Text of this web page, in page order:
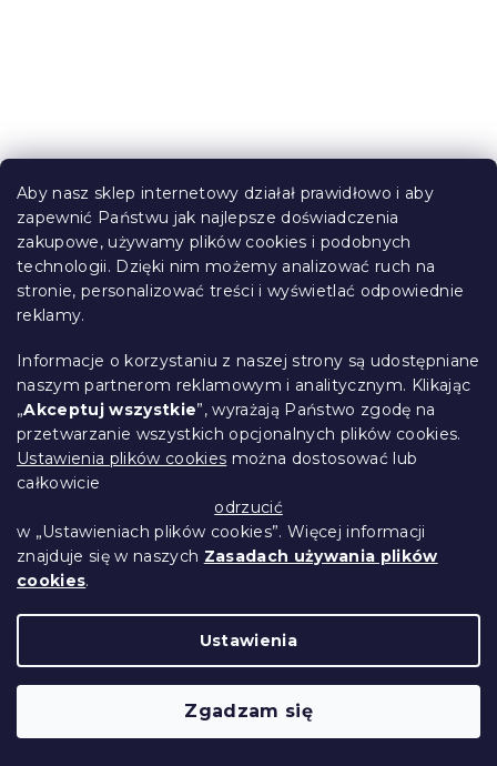
Aby nasz sklep internetowy działał prawidłowo i aby
zapewnić Państwu jak najlepsze doświadczenia
zakupowe, używamy plików cookies i podobnych
technologii. Dzięki nim możemy analizować ruch na
stronie, personalizować treści i wyświetlać odpowiednie
reklamy.
Informacje o korzystaniu z naszej strony są udostępniane
naszym partnerom reklamowym i analitycznym. Klikając
„Akceptuj wszystkie”, wyrażają Państwo zgodę na
przetwarzanie wszystkich opcjonalnych plików cookies.
Ustawienia plików cookies można dostosować lub
całkowicie
odrzucić
w „Ustawieniach plików cookies”. Więcej informacji
znajduje się w naszych Zasadach używania plików
cookies.
Ustawienia
Zgadzam się
Łóżko IKAROS DOUBLE 120 x 200 cm,
W magazynie(>10 szt)
od313 zł Szczegóły
Produkt Polski
🇵🇱